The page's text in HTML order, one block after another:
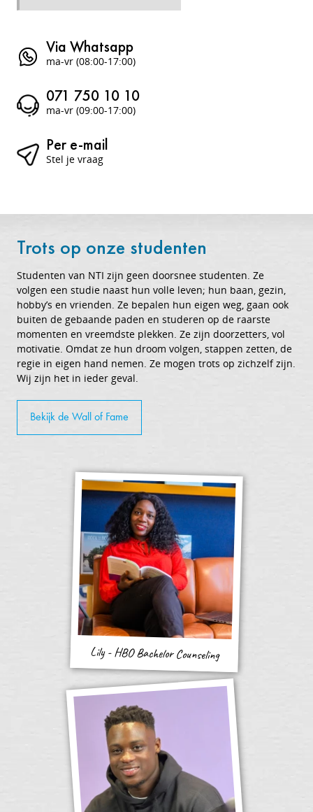
Via Whatsapp
ma-vr (08:00-17:00)
071 750 10 10
ma-vr (09:00-17:00)
Per e-mail
Stel je vraag
Trots op onze studenten
Studenten van NTI zijn geen doorsnee studenten. Ze
volgen een studie naast hun volle leven; hun baan, gezin,
hobby’s en vrienden. Ze bepalen hun eigen weg, gaan ook
buiten de gebaande paden en studeren op de raarste
momenten en vreemdste plekken. Ze zijn doorzetters, vol
motivatie. Omdat ze hun droom volgen, stappen zetten, de
regie in eigen hand nemen. Ze mogen trots op zichzelf zijn.
Wij zijn het in ieder geval.
Bekijk de Wall of Fame
Lily - HBO Bachelor Counseling